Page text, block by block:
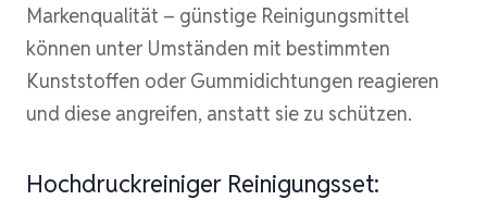
Markenqualität – günstige Reinigungsmittel
können unter Umständen mit bestimmten
Kunststoffen oder Gummidichtungen reagieren
und diese angreifen, anstatt sie zu schützen.
Hochdruckreiniger Reinigungsset: